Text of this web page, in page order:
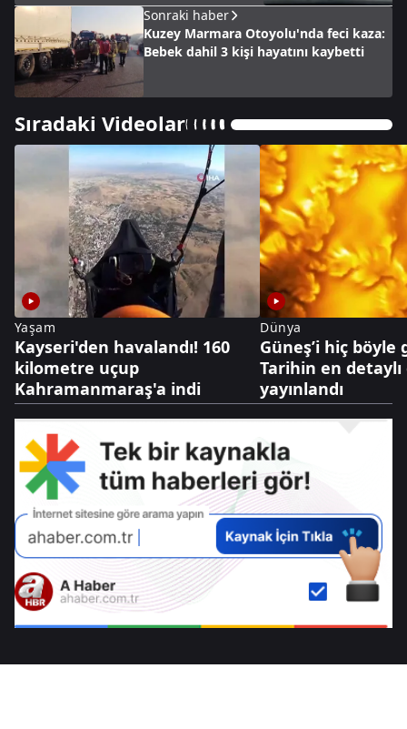
Sonraki haber
Kuzey Marmara Otoyolu'nda feci kaza:
Bebek dahil 3 kişi hayatını kaybetti
Sıradaki Videolar
Yaşam
Kayseri'den havalandı! 160
kilometre uçup
Kahramanmaraş'a indi
Dünya
Güneş’i hiç böyle
Tarihin en
yayınlandı